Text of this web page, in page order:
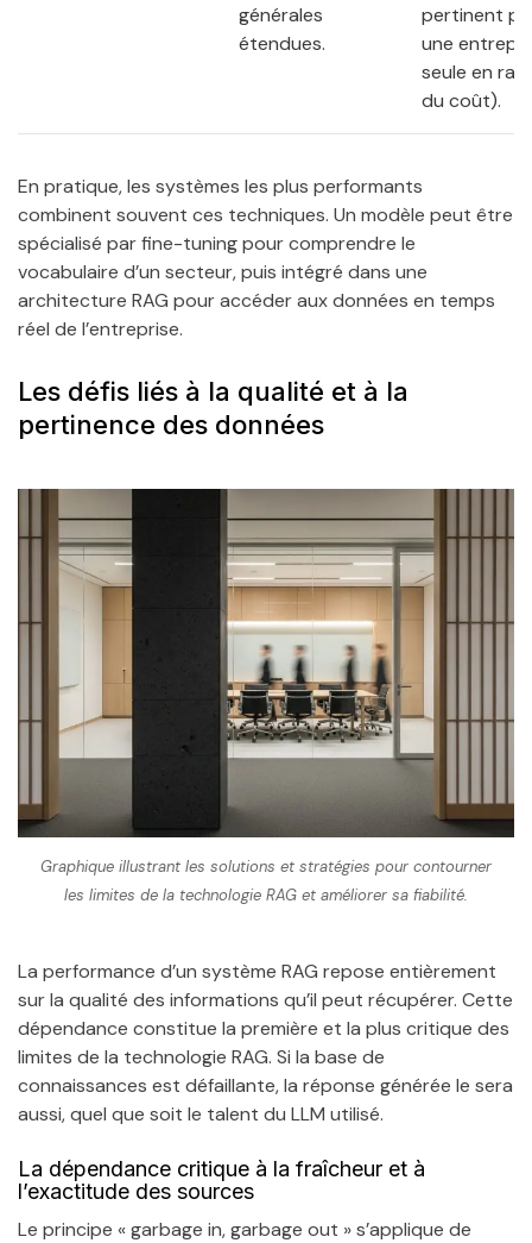
générales
étendues.
pertinent
une
seule en
du coût).
En pratique, les systèmes les plus performants
combinent souvent ces techniques. Un modèle peut être
spécialisé par fine-tuning pour comprendre le
vocabulaire d’un secteur, puis intégré dans une
architecture RAG pour accéder aux données en temps
réel de l’entreprise.
Les défis liés à la qualité et à la
pertinence des données
Graphique illustrant les solutions et stratégies pour contourner
les limites de la technologie RAG et améliorer sa fiabilité.
La performance d’un système RAG repose entièrement
sur la qualité des informations qu’il peut récupérer. Cette
dépendance constitue la première et la plus critique des
limites de la technologie RAG. Si la base de
connaissances est défaillante, la réponse générée le sera
aussi, quel que soit le talent du LLM utilisé.
La dépendance critique à la fraîcheur et à
l’exactitude des sources
Le principe « garbage in, garbage out » s’applique de